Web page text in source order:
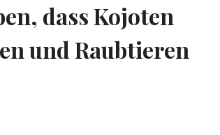
dass Kojoten
und Raubtieren